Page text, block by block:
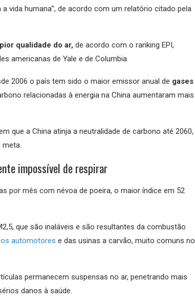
vida humana”, de acordo com um relatório citado pela
pior qualidade do ar, de acordo com o ranking EPI,
americanas de Yale e de Columbia.
2006 o país tem sido o maior emissor anual de gases
relacionadas à energia na China aumentaram mais
que a China atinja a neutralidade de carbono até 2060,
meta.
impossível de respirar
por mês com névoa de poeira, o maior índice em 52
que são inaláveis e são resultantes da combustão
automotores e das usinas a carvão, muito comuns no
permanecem suspensas no ar, penetrando mais
danos à saúde.